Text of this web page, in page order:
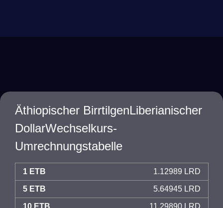
Äthiopischer BirrtilgenLiberianischer
DollarWechselkurs-
Umrechnungstabelle
1 ETB 1.12989 LRD
5 ETB 5.64945 LRD
10 ETB 11.29890 LRD